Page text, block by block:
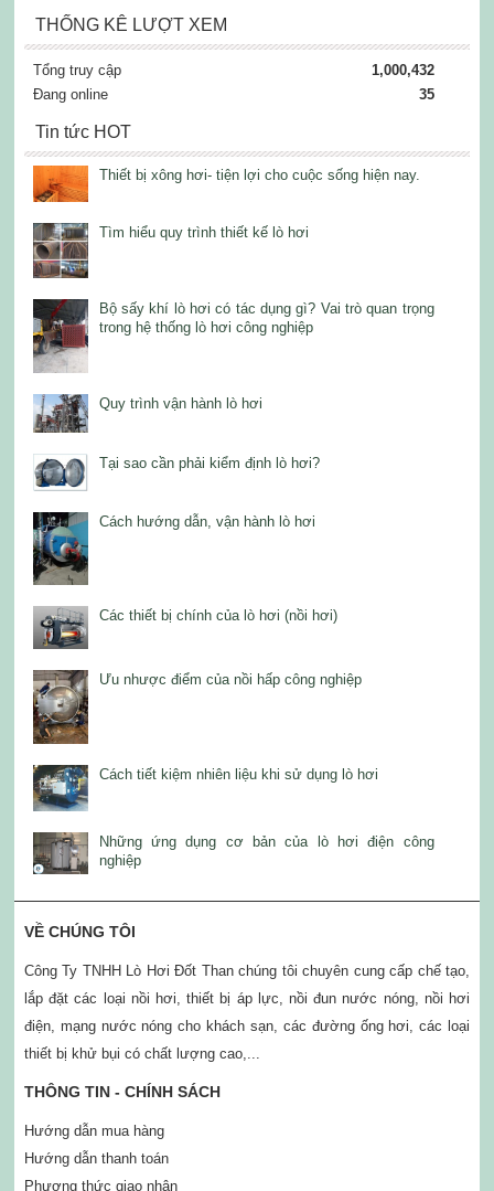
THỐNG KÊ LƯỢT XEM
Tổng truy cập
1,000,432
Đang online
35
Tin tức HOT
Thiết bị xông hơi- tiện lợi cho cuộc sống hiện nay.
Tìm hiểu quy trình thiết kế lò hơi
Bộ sấy khí lò hơi có tác dụng gì? Vai trò quan trọng
trong hệ thống lò hơi công nghiệp
Quy trình vận hành lò hơi
Tại sao cần phải kiểm định lò hơi?
Cách hướng dẫn, vận hành lò hơi
Các thiết bị chính của lò hơi (nồi hơi)
Ưu nhược điểm của nồi hấp công nghiệp
Cách tiết kiệm nhiên liệu khi sử dụng lò hơi
Những ứng dụng cơ bản của lò hơi điện công
nghiệp
VỀ CHÚNG TÔI
Công Ty TNHH Lò Hơi Đốt Than chúng tôi chuyên cung cấp chế tạo,
lắp đặt các loại nồi hơi, thiết bị áp lực, nồi đun nước nóng, nồi hơi
điện, mạng nước nóng cho khách sạn, các đường ống hơi, các loại
thiết bị khử bụi có chất lượng cao,...
THÔNG TIN - CHÍNH SÁCH
Hướng dẫn mua hàng
Hướng dẫn thanh toán
Phương thức giao nhận